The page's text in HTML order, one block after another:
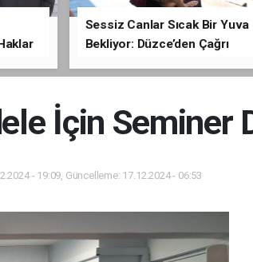
Sessiz Canlar Sıcak Bir Yuva
Bekliyor: Düzce’den Çağrı
İçin Seminer
- 19:09, Güncelleme: 17.12.2024 - 06:53